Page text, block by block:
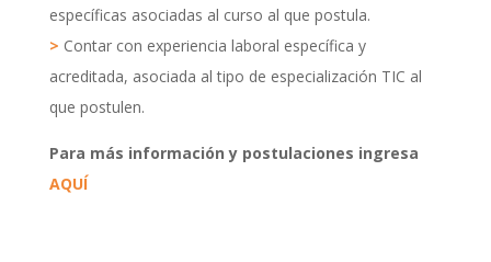
específicas asociadas al curso al que postula.
> Contar con experiencia laboral específica y
acreditada, asociada al tipo de especialización TIC al
que postulen.
Para más información y postulaciones ingresa
AQUÍ